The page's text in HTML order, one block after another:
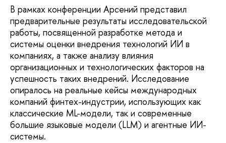
В рамках конференции Арсений представил
предварительные результаты исследовательской
работы, посвященной разработке метода и
системы оценки внедрения технологий ИИ в
компаниях, а также анализу влияния
организационных и технологических факторов на
успешность таких внедрений. Исследование
опиралось на реальные кейсы международных
компаний финтех-индустрии, использующих как
классические ML-модели, так и современные
большие языковые модели (LLM) и агентные ИИ-
системы.